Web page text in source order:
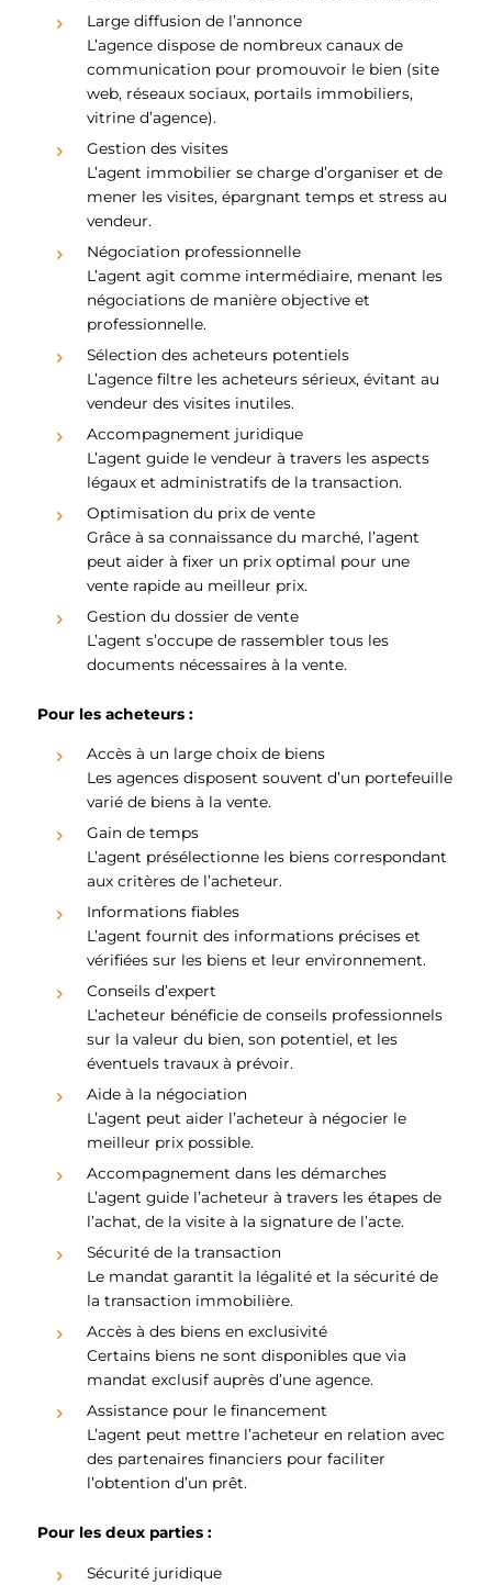
Large diffusion de l’annonce
L’agence dispose de nombreux canaux de
communication pour promouvoir le bien (site
web, réseaux sociaux, portails immobiliers,
vitrine d’agence).
Gestion des visites
L’agent immobilier se charge d’organiser et de
mener les visites, épargnant temps et stress au
vendeur.
Négociation professionnelle
L’agent agit comme intermédiaire, menant les
négociations de manière objective et
professionnelle.
Sélection des acheteurs potentiels
L’agence filtre les acheteurs sérieux, évitant au
vendeur des visites inutiles.
Accompagnement juridique
L’agent guide le vendeur à travers les aspects
légaux et administratifs de la transaction.
Optimisation du prix de vente
Grâce à sa connaissance du marché, l’agent
peut aider à fixer un prix optimal pour une
vente rapide au meilleur prix.
Gestion du dossier de vente
L’agent s’occupe de rassembler tous les
documents nécessaires à la vente.
Pour les acheteurs :
Accès à un large choix de biens
Les agences disposent souvent d’un portefeuille
varié de biens à la vente.
Gain de temps
L’agent présélectionne les biens correspondant
aux critères de l’acheteur.
Informations fiables
L’agent fournit des informations précises et
vérifiées sur les biens et leur environnement.
Conseils d’expert
L’acheteur bénéficie de conseils professionnels
sur la valeur du bien, son potentiel, et les
éventuels travaux à prévoir.
Aide à la négociation
L’agent peut aider l’acheteur à négocier le
meilleur prix possible.
Accompagnement dans les démarches
L’agent guide l’acheteur à travers les étapes de
l’achat, de la visite à la signature de l’acte.
Sécurité de la transaction
Le mandat garantit la légalité et la sécurité de
la transaction immobilière.
Accès à des biens en exclusivité
Certains biens ne sont disponibles que via
mandat exclusif auprès d’une agence.
Assistance pour le financement
L’agent peut mettre l’acheteur en relation avec
des partenaires financiers pour faciliter
l’obtention d’un prêt.
Pour les deux parties :
Sécurité juridique